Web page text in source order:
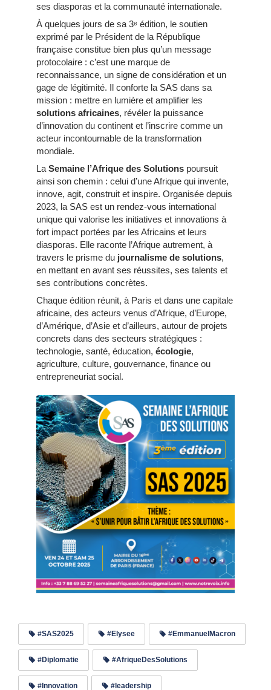
ses diasporas et la communauté internationale.
À quelques jours de sa 3ᵉ édition, le soutien
exprimé par le Président de la République
française constitue bien plus qu’un message
protocolaire : c’est une marque de
reconnaissance, un signe de considération et un
gage de légitimité. Il conforte la SAS dans sa
mission : mettre en lumière et amplifier les
solutions africaines, révéler la puissance
d’innovation du continent et l’inscrire comme un
acteur incontournable de la transformation
mondiale.
La Semaine l’Afrique des Solutions poursuit
ainsi son chemin : celui d’une Afrique qui invente,
innove, agit, construit et inspire. Organisée depuis
2023, la SAS est un rendez-vous international
unique qui valorise les initiatives et innovations à
fort impact portées par les Africains et leurs
diasporas. Elle raconte l’Afrique autrement, à
travers le prisme du journalisme de solutions,
en mettant en avant ses réussites, ses talents et
ses contributions concrètes.
Chaque édition réunit, à Paris et dans une capitale
africaine, des acteurs venus d’Afrique, d’Europe,
d’Amérique, d’Asie et d’ailleurs, autour de projets
concrets dans des secteurs stratégiques :
technologie, santé, éducation, écologie,
agriculture, culture, gouvernance, finance ou
entrepreneuriat social.
#SAS2025 #Elysee #EmmanuelMacron
#Diplomatie #AfriqueDesSolutions
#Innovation #leadership